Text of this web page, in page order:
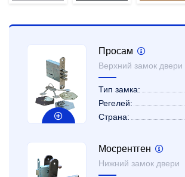
Просам
Верхний замок двери
Тип замка:
Регелей:
Страна:
Мосрентген
Нижний замок двери